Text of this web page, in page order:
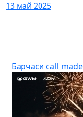
13 май 2025
Барчаси call_made